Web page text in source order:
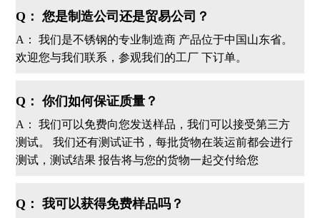
Q： 您是制造公司还是贸易公司？
A： 我们是不锈钢的专业制造商 产品位于中国山东省。
欢迎您与我们联系，参观我们的工厂 下订单。
Q： 你们如何保证质量？
A： 我们可以免费向您发送样品，我们可以接受第三方
测试。 我们还有测试证书，每批货物在装运前都会进行
测试，测试结果 报告将与您的货物一起交付给您
Q： 我可以获得免费样品吗？